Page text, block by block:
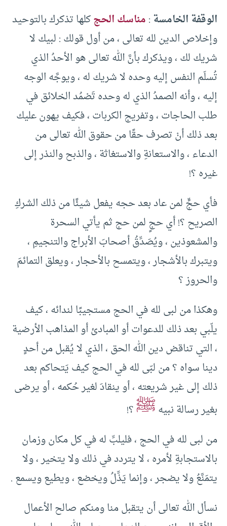
الوقفة الخامسة:مناسك الحجكلها تذكرك بالتوحيد
وإخلاص الدين لله تعالى ، من أول قولك : لبيك لا
شريك لك ، ويذكرك بأنَّ الله تعالى هو الأحدُ الذي
تُسلَم النفس إليه وحده لا شريك له ، ويوجَّه الوجه
إليه ، وأنه الصمدُ الذي له وحده تَصْمُد الخلائق في
طلب الحاجات ، وتفريج الكربات ، فكيف يهون عليك
بعد ذلك أنْ تصرف حقًا من حقوق الله تعالى من
الدعاء ، والاستعانةِ والاستغاثة ، والذبح والنذر إلى
غيره ؟!
فأي حجٍّ لمن عاد بعد حجه يفعل شيئًا من ذلك الشركِ
الصريح ؟! أي حجٍ لمن حج ثم يأتي السحرة
والمشعوذين ، ويُصَدِّقُ أصحابَ الأبراج والتنجيمِ ،
ويتبرك بالأشجار ، ويتمسح بالأحجار ، ويعلق التمائمَ
والحروز ؟
وهكذا من لبى لله في الحج مستجيبًا لندائه ، كيف
يلّبي بعد ذلك للدعوات أو المبادئ أو المذاهب الأرضية
، التي تناقض دين الله الحق ، الذي لا يُقبل من أحدٍ
دينا سواه ؟ من لبّى لله في الحج كيف يَتحاكم بعد
ذلك إلى غير شريعته ، أو ينقادَ لغير حُكمه ، أو يرضى
بغير رسالة نبيهﷺ؟!
من لبى لله في الحج ، فليلبِّ له في كل مكان وزمان
بالاستجابةِ لأمره ، لا يتردد في ذلك ولا يتخير ، ولا
يتمَنَّعُ ولا يضجر ، وإنما يَذِّلُ ويخضع ، ويطيع ويسمع .
نسأل الله تعالى أن يتقبل منا ومنكم صالح الأعمال